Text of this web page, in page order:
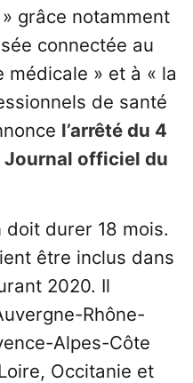
grâce notamment
connectée au
» et à « la
de santé
l’arrêté du 4
Journal officiel du
durer 18 mois.
être inclus dans
2020. Il
Rhône-
Alpes-Côte
Occitanie et